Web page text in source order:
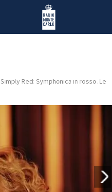
Radio Monte Carlo
Simply Red: Symphonica in rosso. Le